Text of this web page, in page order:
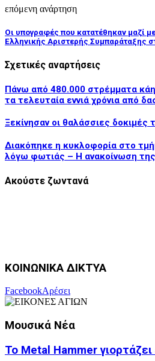
επόμενη ανάρτηση
Οι υπογραφές που κατατέθηκαν μαζί
Ελληνικής Αριστερής Συμπαράταξης
Σχετικές αναρτήσεις
Πάνω από 480.000 στρέμματα
τα τελευταία εννιά χρόνια από
Ξεκίνησαν οι θαλάσσιες
Διακόπηκε η κυκλοφορία στo
λόγω φωτιάς – Η ανακοίνωση
Ακούστε ζωντανά
ΚΟΙΝΩΝΙΚΑ ΔΙΚΤΥΑ
FacebookΑρέσει
Μουσικά Νέα
Το Metal Hammer